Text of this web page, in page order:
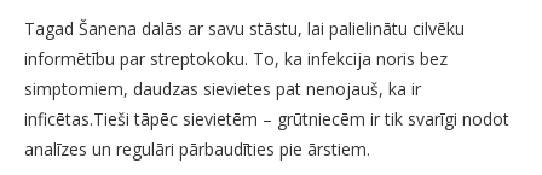
Tagad Šanena dalās ar savu stāstu, lai palielinātu cilvēku
informētību par streptokoku. To, ka infekcija noris bez
simptomiem, daudzas sievietes pat nenojauš, ka ir
inficētas.Tieši tāpēc sievietēm – grūtniecēm ir tik svarīgi nodot
analīzes un regulāri pārbaudīties pie ārstiem.